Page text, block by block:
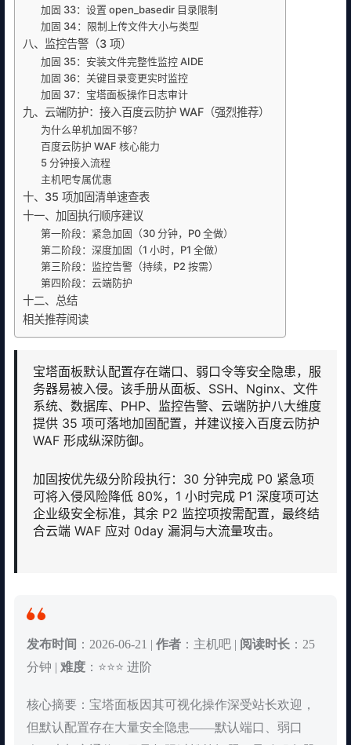
加固 33：设置 open_basedir 目录限制
加固 34：限制上传文件大小与类型
八、监控告警（3 项）
加固 35：安装文件完整性监控 AIDE
加固 36：关键目录变更实时监控
加固 37：宝塔面板操作日志审计
九、云端防护：接入百度云防护 WAF（强烈推荐）
为什么单机加固不够？
百度云防护 WAF 核心能力
5 分钟接入流程
主机吧专属优惠
十、35 项加固清单速查表
十一、加固执行顺序建议
第一阶段：紧急加固（30 分钟，P0 全做）
第二阶段：深度加固（1 小时，P1 全做）
第三阶段：监控告警（持续，P2 按需）
第四阶段：云端防护
十二、总结
相关推荐阅读
宝塔面板默认配置存在端口、弱口令等安全隐患，服
务器易被入侵。该手册从面板、SSH、Nginx、文件
系统、数据库、PHP、监控告警、云端防护八大维度
提供 35 项可落地加固配置，并建议接入百度云防护
WAF 形成纵深防御。
加固按优先级分阶段执行：30 分钟完成 P0 紧急项
可将入侵风险降低 80%，1 小时完成 P1 深度项可达
企业级安全标准，其余 P2 监控项按需配置，最终结
合云端 WAF 应对 0day 漏洞与大流量攻击。
发布时间 ：2026-06-21 | 作者 ：主机吧 | 阅读时长 ：25
分钟 | 难度 ：⭐⭐⭐ 进阶
核心摘要：宝塔面板因其可视化操作深受站长欢迎，
但默认配置存在大量安全隐患——默认端口、弱口